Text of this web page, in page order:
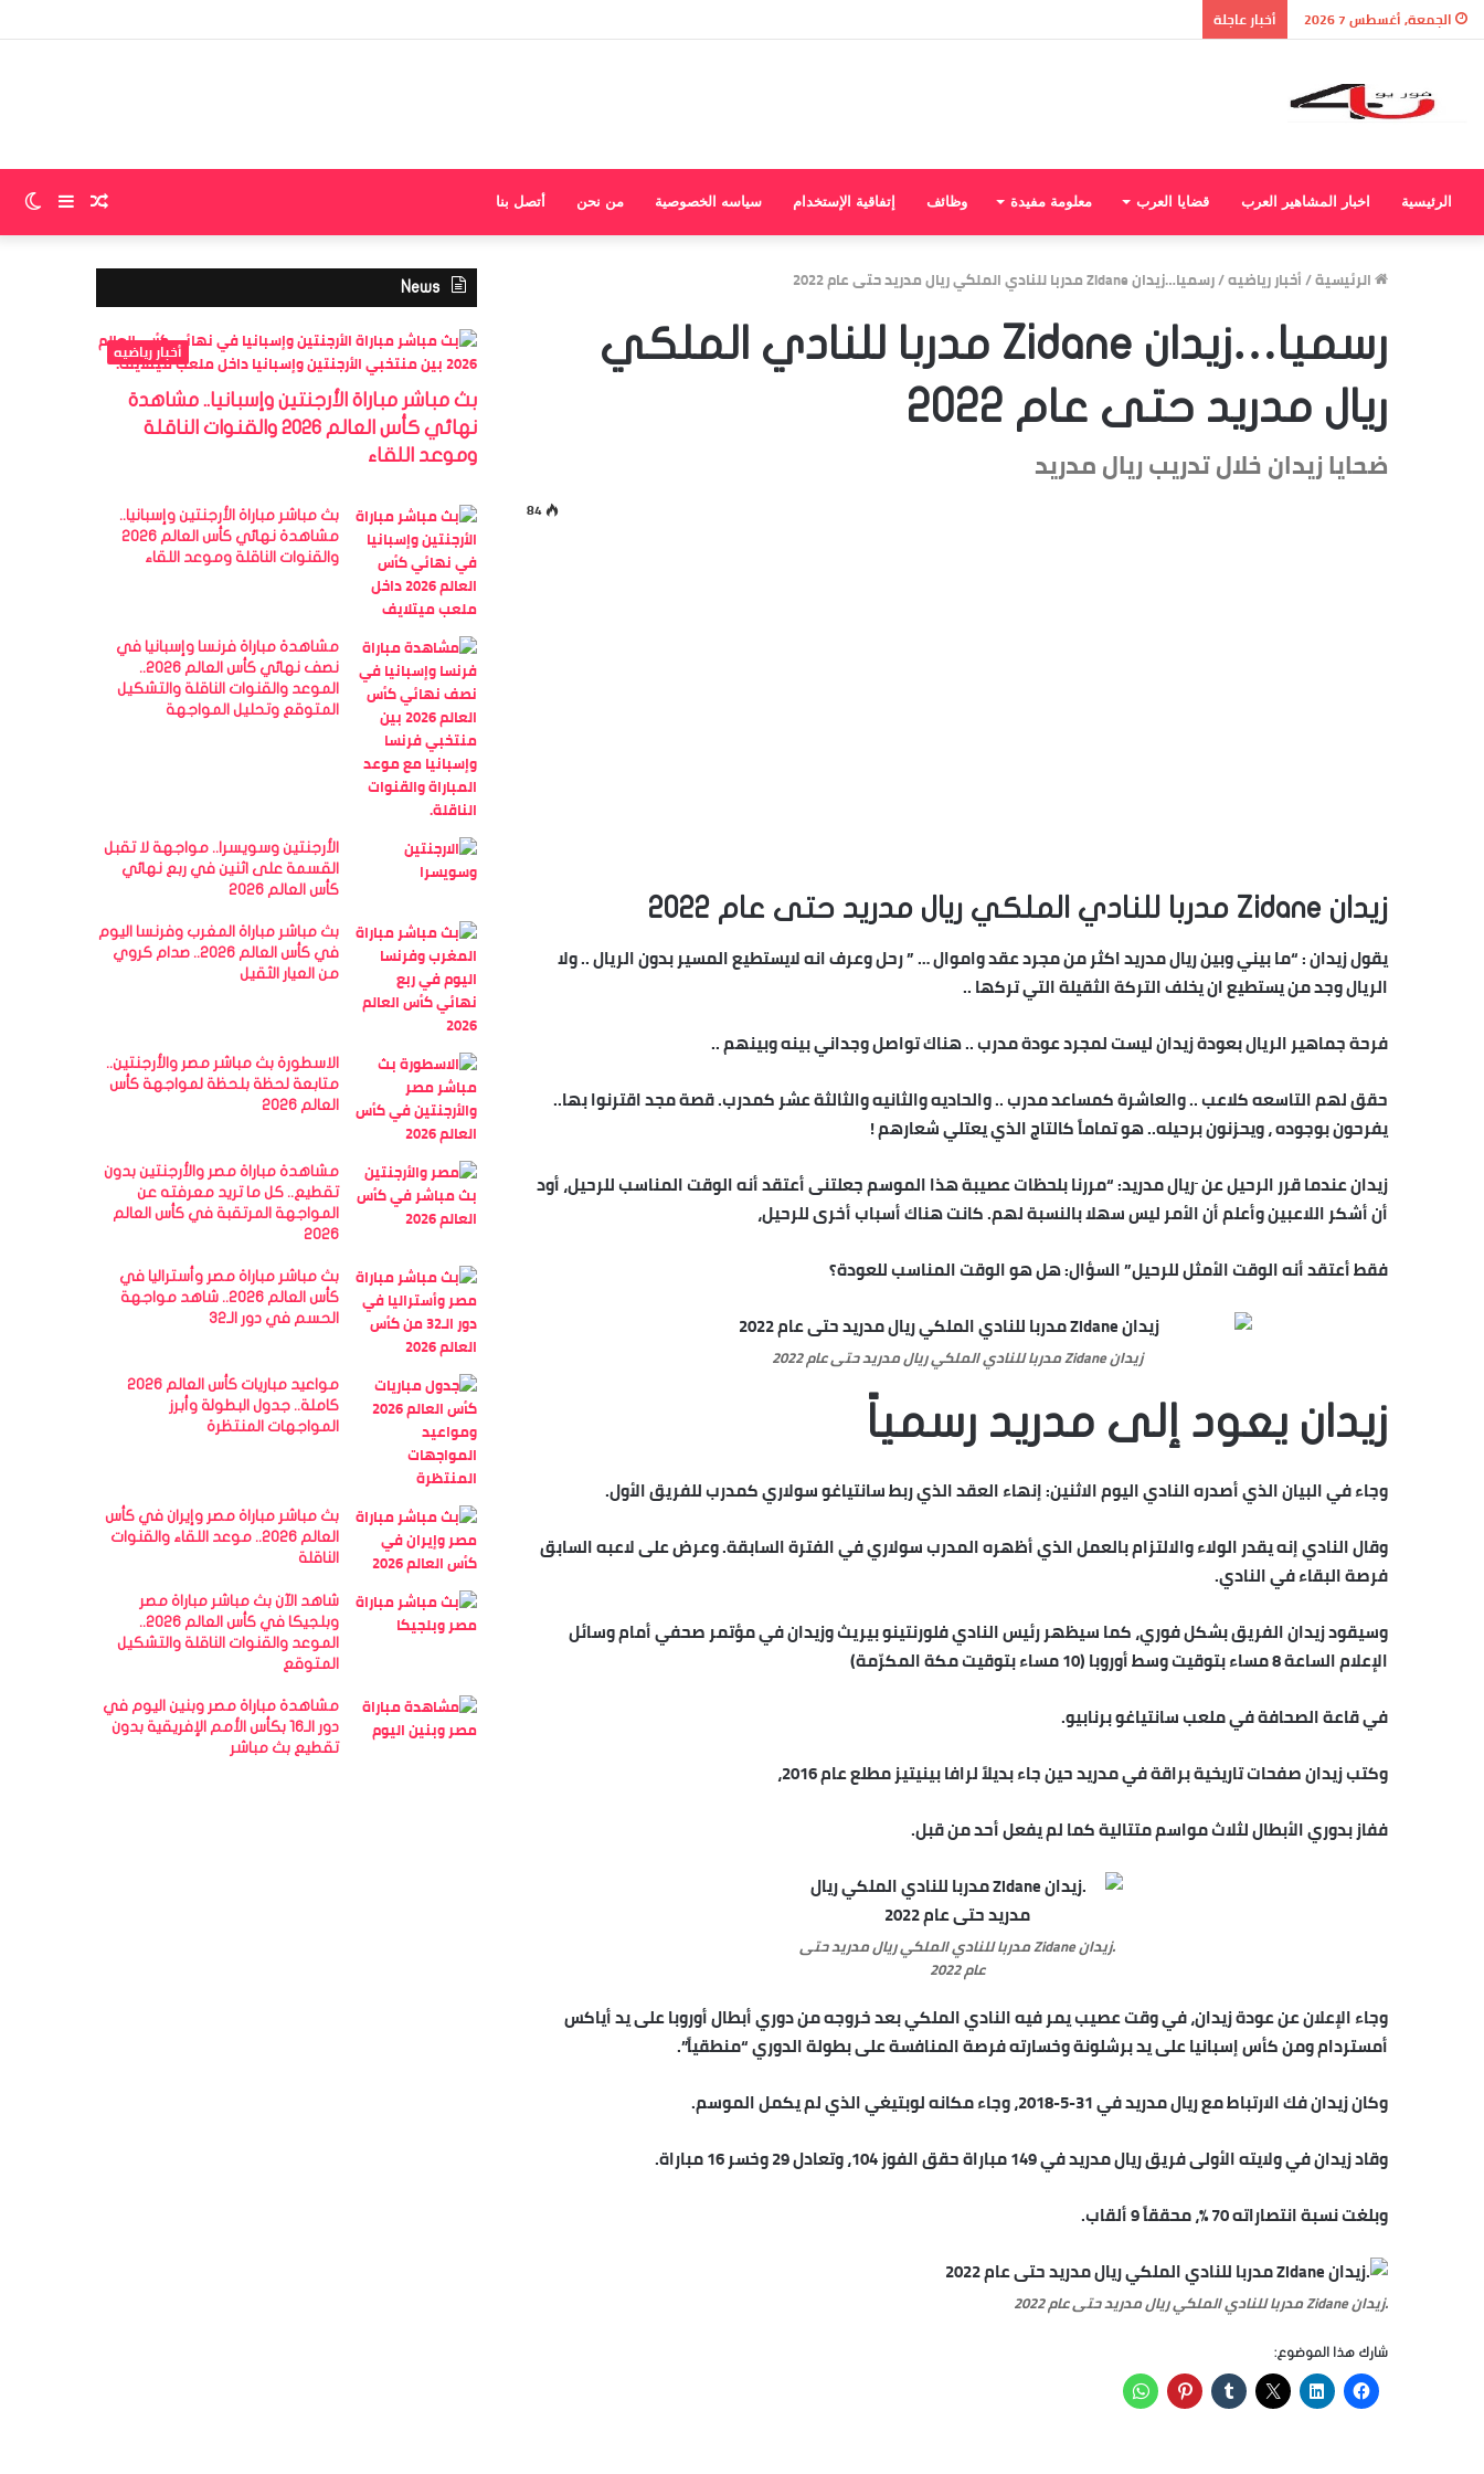
الجمعة, أغسطس 7 2026 أخبار عاجلة
الرئيسية اخبار المشاهير العرب قضايا العرب معلومة مفيدة وظائف إتفاقية الإستخدام سياسه الخصوصية من نحن أتصل بنا
إضافة مقال
الرئيسية/أخبار رياضيه/رسميا…زيدان Zidane مدربا للنادي الملكي ريال مدريد حتى عام 2022
رسميا…زيدان Zidane مدربا للنادي الملكي
ريال مدريد حتى عام 2022
ضحايا زيدان خلال تدريب ريال مدريد
84
زيدان Zidane مدربا للنادي الملكي ريال مدريد حتى عام 2022
يقولزيدان: “ما بيني وبين ريال مدريد اكثر من مجرد عقد واموال … ” رحل وعرف انه لايستطيع المسير بدون الريال .. ولا
الريال وجد من يستطيع ان يخلف التركة الثقيلة التي تركها ..
فرحة جماهير الريال بعودةزيدانليست لمجرد عودة مدرب .. هناك تواصل وجداني بينه وبينهم ..
حقق لهم التاسعه كلاعب .. والعاشرة كمساعد مدرب .. والحاديه والثانيه والثالثة عشر كمدرب. قصة مجد اقترنوا بها..
يفرحون بوجوده ، ويحزنون برحيله.. هو تماماً كالتاج الذي يعتلي شعارهم !
زيدانعندما قرر الرحيل عن ريال مدريد: “مررنا بلحظات عصيبة هذا الموسم جعلتنى أعتقد أنه الوقت المناسب للرحيل، أود
أن أشكر اللاعبين وأعلم أن الأمر ليس سهلا بالنسبة لهم. كانت هناك أسباب أخرى للرحيل،
فقط أعتقد أنه الوقت الأمثل للرحيل” السؤال: هل هو الوقت المناسب للعودة؟
زيدان Zidane مدربا للنادي الملكي ريال مدريد حتى عام 2022
زيدان يعود إلى مدريد رسمياً
وجاء في البيان الذي أصدره النادي اليوم الاثنين: إنهاء العقد الذي ربط سانتياغو سولاري كمدرب للفريق الأول.
وقال النادي إنه يقدر الولاء والالتزام بالعمل الذي أظهره المدرب سولاري في الفترة السابقة. وعرض على لاعبه السابق
فرصة البقاء في النادي.
وسيقود زيدان الفريق بشكل فوري، كما سيظهر رئيس النادي فلورنتينو بيريث وزيدان في مؤتمر صحفي أمام وسائل
الإعلام الساعة 8 مساء بتوقيت وسط أوروبا (10 مساء بتوقيت مكة المكرّمة)
في قاعة الصحافة في ملعب سانتياغو برنابيو.
وكتب زيدان صفحات تاريخية براقة في مدريد حين جاء بديلاً لرافا بينيتيز مطلع عام 2016،
ففاز بدوري الأبطال لثلاث مواسم متتالية كما لم يفعل أحد من قبل.
.زيدان Zidane مدربا للنادي الملكي ريال مدريد حتى
عام 2022
وجاء الإعلان عن عودة زيدان، في وقت عصيب يمر فيه النادي الملكي بعد خروجه من دوري أبطال أوروبا على يد أياكس
أمستردام ومن كأس إسبانيا على يد برشلونة وخسارته فرصة المنافسة على بطولة الدوري “منطقياً”.
وكان زيدان فك الارتباط مع ريال مدريد في 31-5-2018، وجاء مكانه لوبتيغي الذي لم يكمل الموسم.
وقاد زيدان في ولايته الأولى فريق ريال مدريد في 149 مباراة حقق الفوز 104، وتعادل 29 وخسر 16 مباراة.
وبلغت نسبة انتصاراته 70 %، محققاً 9 ألقاب.
.زيدان Zidane مدربا للنادي الملكي ريال مدريد حتى عام 2022
شارك هذا الموضوع:
News
أخبار رياضيه
بث مباشر مباراة الأرجنتين وإسبانيا.. مشاهدة
نهائي كأس العالم 2026 والقنوات الناقلة
وموعد اللقاء
بث مباشر مباراة الأرجنتين وإسبانيا..
مشاهدة نهائي كأس العالم 2026
والقنوات الناقلة وموعد اللقاء
مشاهدة مباراة فرنسا وإسبانيا في
نصف نهائي كأس العالم 2026..
الموعد والقنوات الناقلة والتشكيل
المتوقع وتحليل المواجهة
الأرجنتين وسويسرا.. مواجهة لا تقبل
القسمة على اثنين في ربع نهائي
كأس العالم 2026
بث مباشر مباراة المغرب وفرنسا اليوم
في كأس العالم 2026.. صدام كروي
من العيار الثقيل
الاسطورة بث مباشر مصر والأرجنتين..
متابعة لحظة بلحظة لمواجهة كأس
العالم 2026
مشاهدة مباراة مصر والأرجنتين بدون
تقطيع.. كل ما تريد معرفته عن
المواجهة المرتقبة في كأس العالم
2026
بث مباشر مباراة مصر وأستراليا في
كأس العالم 2026.. شاهد مواجهة
الحسم في دور الـ32
مواعيد مباريات كأس العالم 2026
كاملة.. جدول البطولة وأبرز
المواجهات المنتظرة
بث مباشر مباراة مصر وإيران في كأس
العالم 2026.. موعد اللقاء والقنوات
الناقلة
شاهد الآن بث مباشر مباراة مصر
وبلجيكا في كأس العالم 2026..
الموعد والقنوات الناقلة والتشكيل
المتوقع
مشاهدة مباراة مصر وبنين اليوم في
دور الـ16 بكأس الأمم الإفريقية بدون
تقطيع بث مباشر